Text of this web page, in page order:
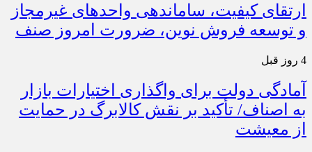
ارتقای کیفیت، ساماندهی واحدهای غیرمجاز
و توسعه فروش نوین، ضرورت امروز صنف
4 روز قبل
آمادگی دولت برای واگذاری اختیارات بازار
به اصناف/ تأکید بر نقش کالابرگ در حمایت
از معیشت